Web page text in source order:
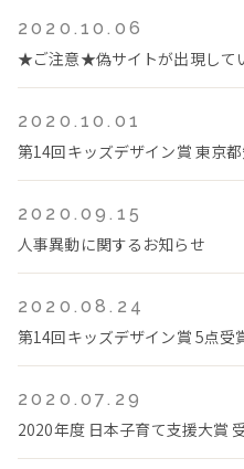
2020.10.06
★ご注意★偽サイトが出現して
2020.10.01
第14回キッズデザイン賞 東京
2020.09.15
人事異動に関するお知らせ
2020.08.24
第14回キッズデザイン賞 5点受
2020.07.29
2020年度 日本子育て支援大賞